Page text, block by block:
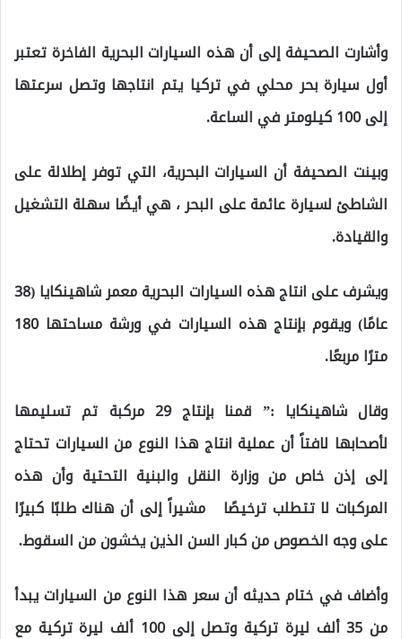
وأشارت الصحيفة إلى أن هذه السيارات البحرية الفاخرة تعتبر
أول سيارة بحر محلي في تركيا يتم انتاجها وتصل سرعتها
إلى 100 كيلومتر في الساعة.
وبينت الصحيفة أن السيارات البحرية، التي توفر إطلالة على
الشاطئ لسيارة عائمة على البحر ، هي أيضًا سهلة التشغيل
والقيادة.
ويشرف على انتاج هذه السيارات البحرية معمر شاهينكايا (38
عامًا) ويقوم بإنتاج هذه السيارات في ورشة مساحتها 180
مترًا مربعًا.
وقال شاهينكايا :” قمنا بإنتاج 29 مركبة تم تسليمها
لأصحابها لافتاً أن عملية انتاج هذا النوع من السيارات تحتاج
إلى إذن خاص من وزارة النقل والبنية التحتية وأن هذه
المركبات لا تتطلب ترخيصًا مشيراً إلى أن هناك طلبًا كبيرًا
على وجه الخصوص من كبار السن الذين يخشون من السقوط.
وأضاف في ختام حديثه أن سعر هذا النوع من السيارات يبدأ
من 35 ألف ليرة تركية وتصل إلى 100 ألف ليرة تركية مع